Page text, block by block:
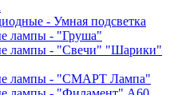
- Умная подсветка
лампы - "Груша"
лампы - "Свечи" "Шарики"
лампы - "СМАРТ Лампа"